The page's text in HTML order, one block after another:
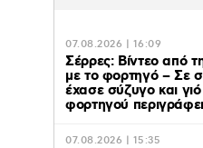
07.08.2026 | 16:09
Σέρρες: Βίντεο από
με το φορτηγό – Σε
έχασε σύζυγο και
φορτηγού
07.08.2026 | 15:35